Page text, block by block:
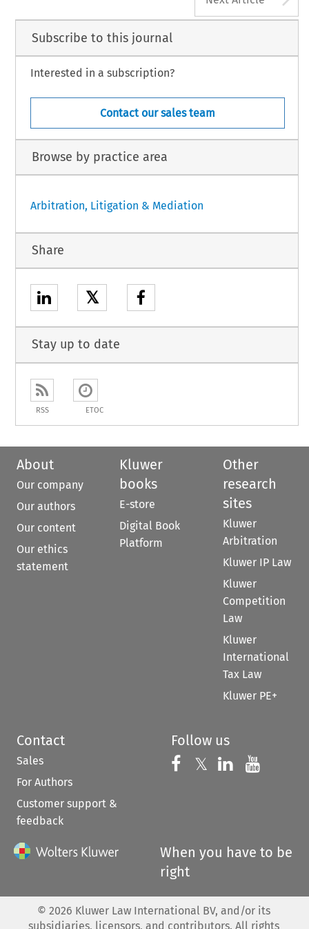
Subscribe to this journal
Interested in a subscription?
Contact our sales team
Browse by practice area
Arbitration, Litigation & Mediation
Share
𝕏
Stay up to date
RSS ETOC
About
Our company
Our authors
Our content
Our ethics
statement
Kluwer
books
E-store
Digital Book
Platform
Other
research
sites
Kluwer
Arbitration
Kluwer IP Law
Kluwer
Competition
Law
Kluwer
International
Tax Law
Kluwer PE+
Contact
Sales
For Authors
Customer support &
feedback
Follow us
Follow us on
𝕏 Follow us on
Follow us
When you have to be
right
© 2026 Kluwer Law International BV, and/or its
subsidiaries, licensors, and contributors. All rights